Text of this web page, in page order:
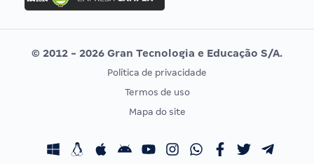
Concurso MPU
Editais publicados
Vunesp
CONCURSOS POR PROFISSÃO
Concursos Fiscais
EXAME DE ORDEM
Calendário OAB
© 2012 - 2026 Gran Tecnologia e Educação S/A.
Política de privacidade
Termos de uso
Mapa do site